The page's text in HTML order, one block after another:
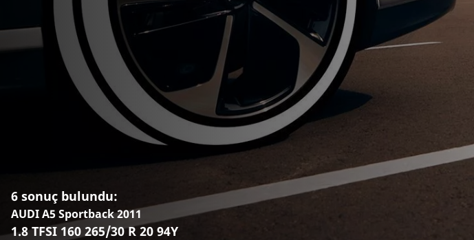
6 sonuç bulundu:
AUDI A5 Sportback 2011
1.8 TFSI 160 265/30 R 20 94Y